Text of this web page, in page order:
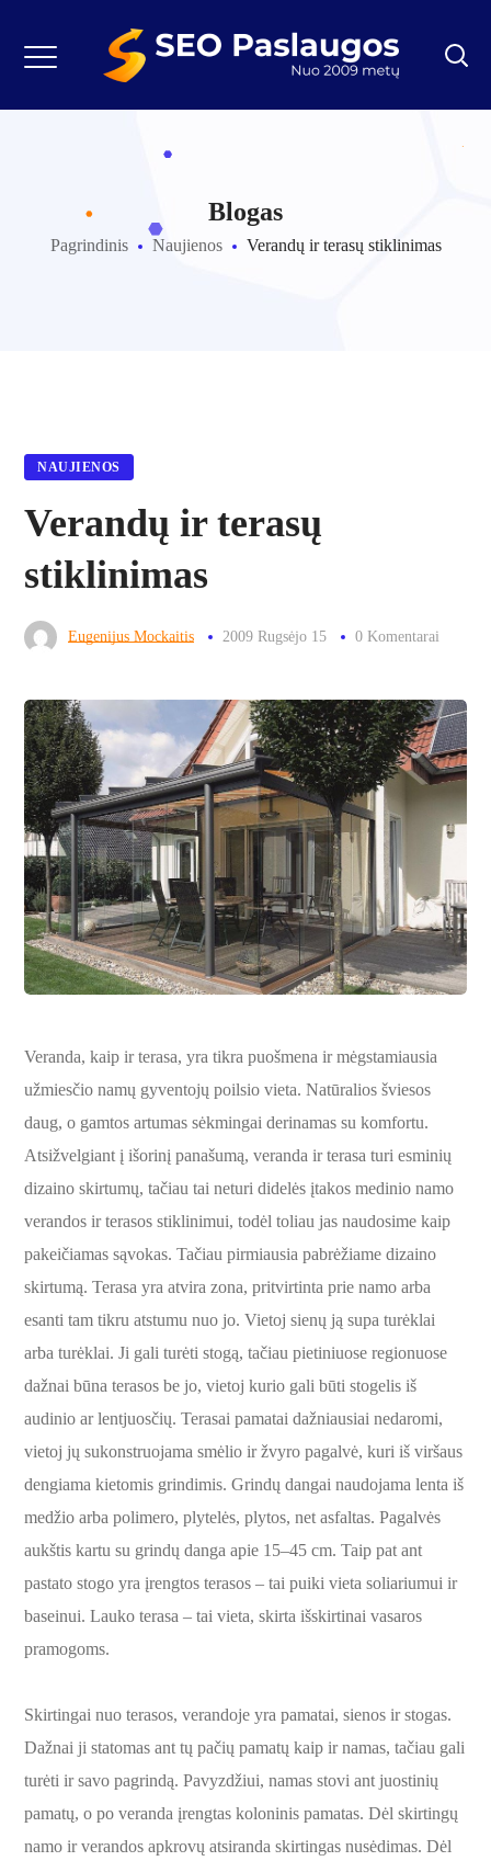
Blogas
Pagrindinis Naujienos Verandų ir terasų stiklinimas
NAUJIENOS
Verandų ir terasų
stiklinimas
Eugenijus Mockaitis 2009 Rugsėjo 15 0 Komentarai
Veranda, kaip ir terasa, yra tikra puošmena ir mėgstamiausia
užmiesčio namų gyventojų poilsio vieta. Natūralios šviesos
daug, o gamtos artumas sėkmingai derinamas su komfortu.
Atsižvelgiant į išorinį panašumą, veranda ir terasa turi esminių
dizaino skirtumų, tačiau tai neturi didelės įtakos medinio namo
verandos ir terasos stiklinimui, todėl toliau jas naudosime kaip
pakeičiamas sąvokas. Tačiau pirmiausia pabrėžiame dizaino
skirtumą. Terasa yra atvira zona, pritvirtinta prie namo arba
esanti tam tikru atstumu nuo jo. Vietoj sienų ją supa turėklai
arba turėklai. Ji gali turėti stogą, tačiau pietiniuose regionuose
dažnai būna terasos be jo, vietoj kurio gali būti stogelis iš
audinio ar lentjuosčių. Terasai pamatai dažniausiai nedaromi,
vietoj jų sukonstruojama smėlio ir žvyro pagalvė, kuri iš viršaus
dengiama kietomis grindimis. Grindų dangai naudojama lenta iš
medžio arba polimero, plytelės, plytos, net asfaltas. Pagalvės
aukštis kartu su grindų danga apie 15–45 cm. Taip pat ant
pastato stogo yra įrengtos terasos – tai puiki vieta soliariumui ir
baseinui. Lauko terasa – tai vieta, skirta išskirtinai vasaros
pramogoms.
Skirtingai nuo terasos, verandoje yra pamatai, sienos ir stogas.
Dažnai ji statomas ant tų pačių pamatų kaip ir namas, tačiau gali
turėti ir savo pagrindą. Pavyzdžiui, namas stovi ant juostinių
pamatų, o po veranda įrengtas koloninis pamatas. Dėl skirtingų
namo ir verandos apkrovų atsiranda skirtingas nusėdimas. Dėl